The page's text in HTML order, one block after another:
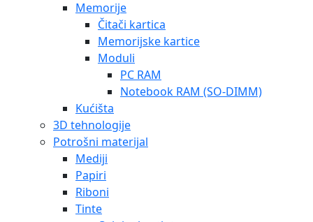
Memorije
Čitači kartica
Memorijske kartice
Moduli
PC RAM
Notebook RAM (SO-DIMM)
Kućišta
3D tehnologije
Potrošni materijal
Mediji
Papiri
Riboni
Tinte